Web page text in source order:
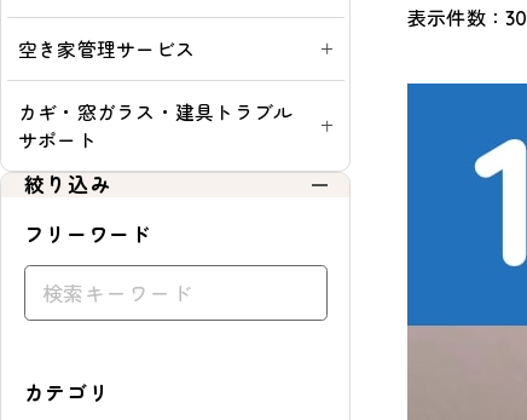
空き家管理サービス
カギ・窓ガラス・建具トラブル
サポート
絞り込み
フリーワード
カテゴリ
表示件数：30
表一
通
す